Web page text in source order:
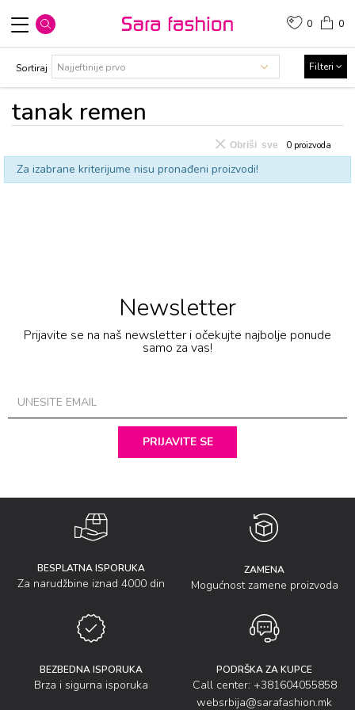
0
0
tanak rеmеn
Sortiraj Filteri
0 proizvoda
Obriši sve
Za izabrane kriterijume nisu pronađeni proizvodi!
Newsletter
Prijavite se na naš newsletter i očekujte najbolje ponude
samo za vas!
PRIJAVITE SE
BESPLATNA ISPORUKA
Za narudžbine iznad 4000 din
ZAMENA
Mogućnost zamene proizvoda
BEZBEDNA ISPORUKA
Brza i sigurna isporuka
PODRŠKA ZA KUPCE
Call center: +381604055858
websrbija@sarafashion.mk